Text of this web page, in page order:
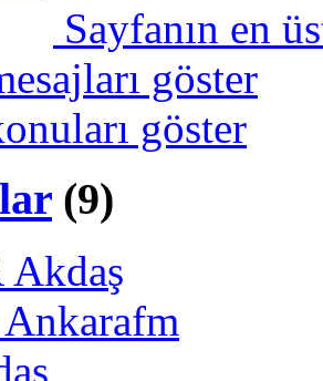
Sayfanın en
göster
göster
(9)
Akdaş